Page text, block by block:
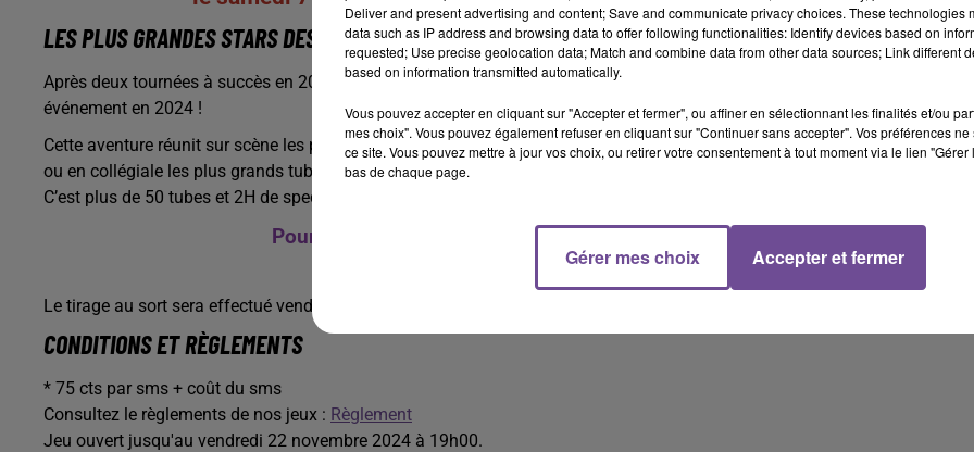
LES PLUS GRANDES STARS DES COMÉDIES MUSICALES RÉUNIES !
Après deux tournées à succès en 2022 et 2023, LES COMÉDIES MUSICALES reviennent pour une nouvelle série de dates
événement en 2024 !
Cette aventure réunit sur scène les plus grandes stars des comédies musicales pour vous interpréter en solo, en duo, en
ou en collégiale les plus grands tubes des comédies musicales françaises et internationales.
C’est plus de 50 tubes et 2H de spectacle !
Pour gagner vos invitations, inscrivez-vous par SMS
Envoyez le mot clé FLASH au 7 17 17* !
Le tirage au sort sera effectué vendredi soir à 19h !
CONDITIONS ET RÈGLEMENTS
* 75 cts par sms + coût du sms
Consultez le règlements de nos jeux : Règlement
Jeu ouvert jusqu'au vendredi 22 novembre 2024 à 19h00.
Deliver and present advertising and content; Save and communicate privacy choices. These technologies
data such as IP address and browsing data to offer following functionalities: Identify devices based on
requested; Use precise geolocation data; Match and combine data from other data sources; Link different
based on information transmitted automatically.
Vous pouvez accepter en cliquant sur "Accepter et fermer", ou affiner en sélectionnant les finalités et/ou
mes choix". Vous pouvez également refuser en cliquant sur "Continuer sans accepter". Vos préférences
ce site. Vous pouvez mettre à jour vos choix, ou retirer votre consentement à tout moment via le lien
bas de chaque page.
Gérer mes choix Accepter et fermer